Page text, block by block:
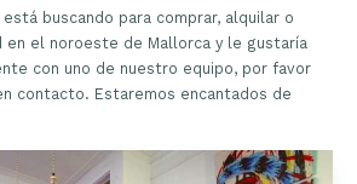
buscando para comprar, alquilar o
en el noroeste de Mallorca y le gustaría
con uno de nuestro equipo, por favor
contacto. Estaremos encantados de